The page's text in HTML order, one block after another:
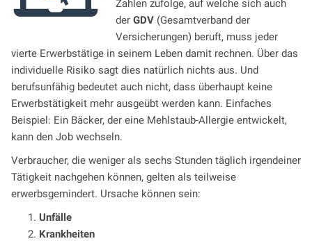
Zahlen zufolge, auf welche sich auch
der GDV (Gesamtverband der
Versicherungen) beruft, muss jeder
vierte Erwerbstätige in seinem Leben damit rechnen. Über das
individuelle Risiko sagt dies natürlich nichts aus. Und
berufsunfähig bedeutet auch nicht, dass überhaupt keine
Erwerbstätigkeit mehr ausgeübt werden kann. Einfaches
Beispiel: Ein Bäcker, der eine Mehlstaub-Allergie entwickelt,
kann den Job wechseln.
Verbraucher, die weniger als sechs Stunden täglich irgendeiner
Tätigkeit nachgehen können, gelten als teilweise
erwerbsgemindert. Ursache können sein:
Unfälle
Krankheiten